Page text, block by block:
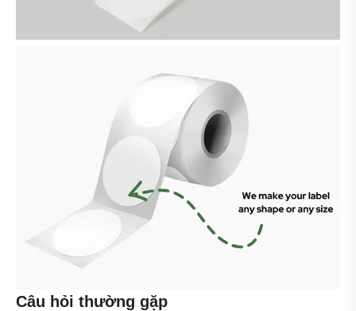
Câu hỏi thường gặp